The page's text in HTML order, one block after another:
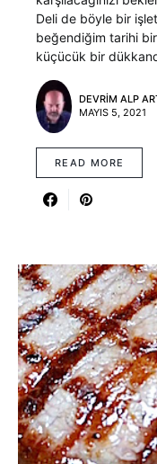
Deli de böyle bir
beğendiğim tarihi bir
küçücük bir
DEVRIM ALP
MAYIS 5, 2021
READ MORE